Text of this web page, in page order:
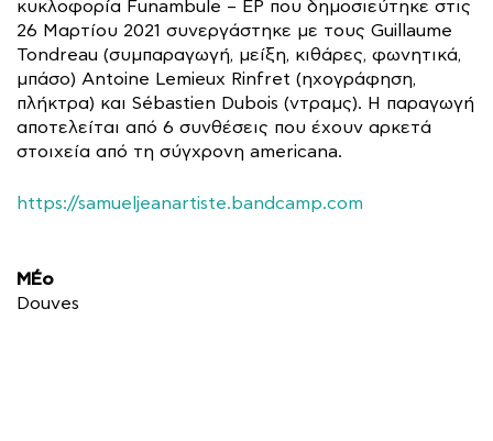
κυκλοφορία Funambule – EP που δημοσιεύτηκε στις
26 Μαρτίου 2021 συνεργάστηκε με τους Guillaume
Tondreau (συμπαραγωγή, μείξη, κιθάρες, φωνητικά,
μπάσο) Antoine Lemieux Rinfret (ηχογράφηση,
πλήκτρα) και Sébastien Dubois (ντραμς). Η παραγωγή
αποτελείται από 6 συνθέσεις που έχουν αρκετά
στοιχεία από τη σύγχρονη americana.
https://samueljeanartiste.bandcamp.com
MÉo
Douves